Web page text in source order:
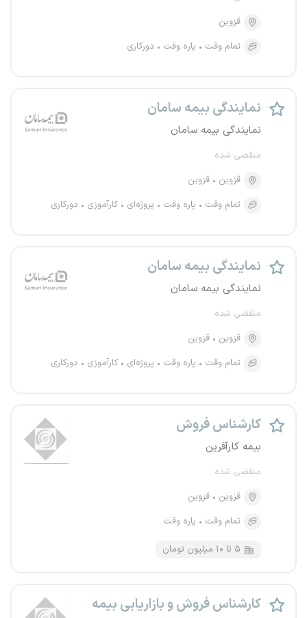
قزوین
تمام وقت
پاره وقت دورکاری
نمایندگی بیمه سامان
نمایندگی بیمه سامان
منقضی شده
قزوین
قزوین
تمام وقت
پاره وقت پروژه‌ای کارآموزی دورکاری
نمایندگی بیمه سامان
نمایندگی بیمه سامان
منقضی شده
قزوین
قزوین
تمام وقت
پاره وقت پروژه‌ای کارآموزی دورکاری
کارشناس فروش
بیمه کارآفرین
منقضی شده
قزوین
قزوین
تمام وقت
پاره وقت
۵ تا ۱۰ میلیون تومان
کارشناس فروش و بازاریابی بیمه